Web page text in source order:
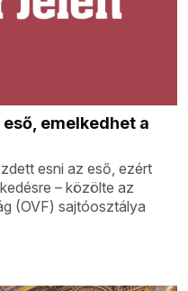
emelkedhet a
esni az eső, ezért
– közölte az
(OVF) sajtóosztálya